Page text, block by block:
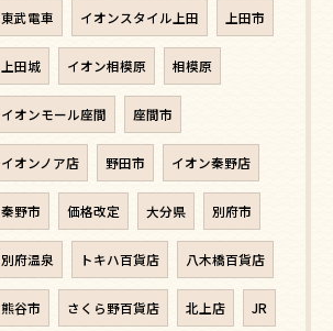
東武電車 イオンスタイル上田 上田市
上田城 イオン相模原 相模原
イオンモール座間 座間市
イオンノア店 野田市 イオン秦野店
秦野市 価格改定 大分県 別府市
別府温泉 トキハ百貨店 八木橋百貨店
熊谷市 さくら野百貨店 北上店 JR